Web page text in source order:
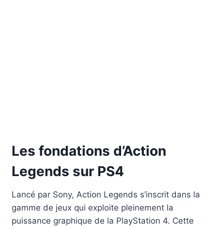
Les fondations d’Action
Legends sur PS4
Lancé par Sony, Action Legends s’inscrit dans la
gamme de jeux qui exploite pleinement la
puissance graphique de la PlayStation 4. Cette